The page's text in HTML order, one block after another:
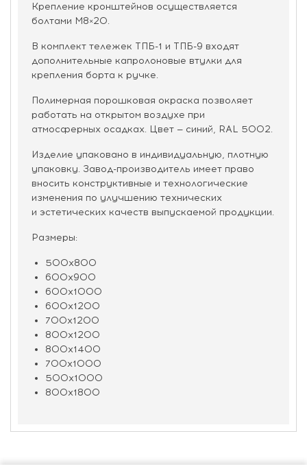
Крепление кронштейнов осуществляется
болтами М8×20.
В комплект тележек ТПБ-1 и ТПБ-9 входят
дополнительные капролоновые втулки для
крепления борта к ручке.
Полимерная порошковая окраска позволяет
работать на открытом воздухе при
атмосферных осадках. Цвет — синий, RAL 5002.
Изделие упаковано в индивидуальную, плотную
упаковку. Завод-производитель имеет право
вносить конструктивные и технологические
изменения по улучшению технических
и эстетических качеств выпускаемой продукции.
Размеры:
500х800
600х900
600х1000
600х1200
700х1200
800х1200
800х1400
700х1000
500х1000
800х1800